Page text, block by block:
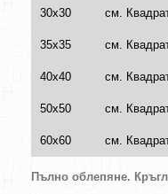
30х30 см.
35х35 см.
40х40 см.
50х50 см.
60х60 см.
Пълно облепяне.